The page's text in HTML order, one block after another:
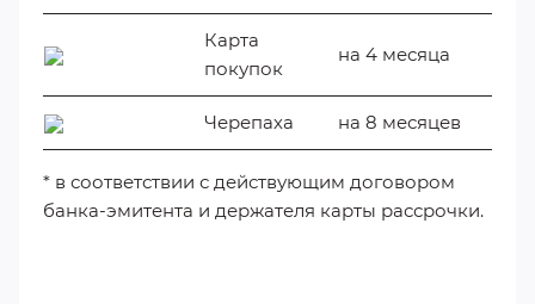
Карта
покупок
на 4 месяца
Черепаха на 8 месяцев
* в соответствии с действующим договором
банка-эмитента и держателя карты рассрочки.